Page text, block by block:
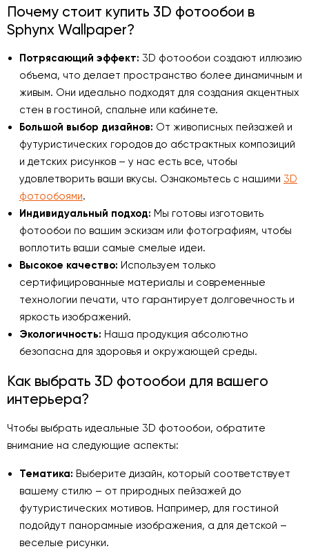
Почему стоит купить 3D фотообои в
Sphynx Wallpaper?
Потрясающий эффект: 3D фотообои создают иллюзию
объема, что делает пространство более динамичным и
живым. Они идеально подходят для создания акцентных
стен в гостиной, спальне или кабинете.
Большой выбор дизайнов: От живописных пейзажей и
футуристических городов до абстрактных композиций
и детских рисунков – у нас есть все, чтобы
удовлетворить ваши вкусы. Ознакомьтесь с нашими 3D
фотообоями.
Индивидуальный подход: Мы готовы изготовить
фотообои по вашим эскизам или фотографиям, чтобы
воплотить ваши самые смелые идеи.
Высокое качество: Используем только
сертифицированные материалы и современные
технологии печати, что гарантирует долговечность и
яркость изображений.
Экологичность: Наша продукция абсолютно
безопасна для здоровья и окружающей среды.
Как выбрать 3D фотообои для вашего
интерьера?
Чтобы выбрать идеальные 3D фотообои, обратите
внимание на следующие аспекты:
Тематика: Выберите дизайн, который соответствует
вашему стилю – от природных пейзажей до
футуристических мотивов. Например, для гостиной
подойдут панорамные изображения, а для детской –
веселые рисунки.